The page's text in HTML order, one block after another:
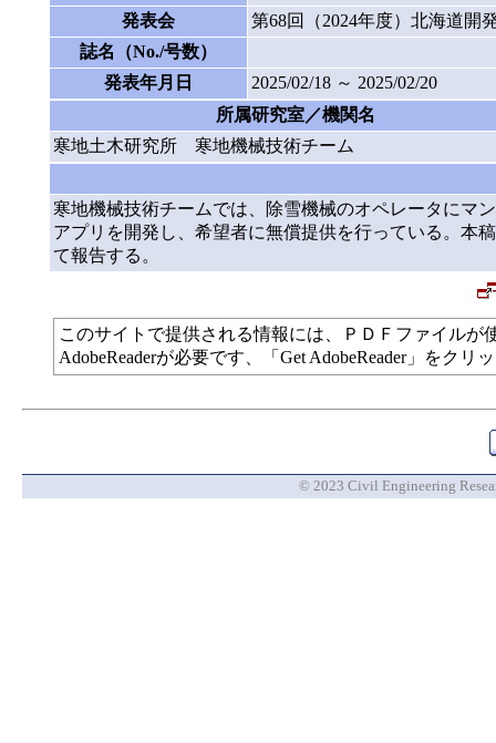
発表会
第68回（2024年度）北海道開
誌名（No./号数）
発表年月日
2025/02/18 ～ 2025/02/20
所属研究室／機関名
寒地土木研究所 寒地機械技術チーム
寒地機械技術チームでは、除雪機械のオペレータにマ
アプリを開発し、希望者に無償提供を行っている。本
て報告する。
このサイトで提供される情報には、ＰＤＦファイル
AdobeReaderが必要です、「Get AdobeReader」をク
© 2023 Civil Engineering